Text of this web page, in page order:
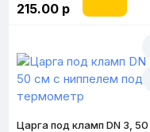
215.00 р
Царга под кламп DN 3,